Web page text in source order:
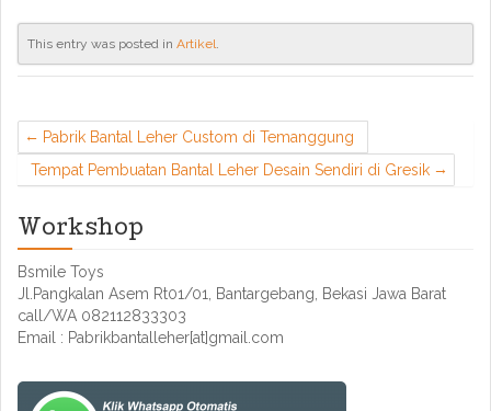
This entry was posted in Artikel.
Pabrik Bantal Leher Custom di Temanggung
Tempat Pembuatan Bantal Leher Desain Sendiri di Gresik
Workshop
Bsmile Toys
Jl.Pangkalan Asem Rt01/01, Bantargebang, Bekasi Jawa Barat
call/WA 082112833303
Email : Pabrikbantalleher[at]gmail.com